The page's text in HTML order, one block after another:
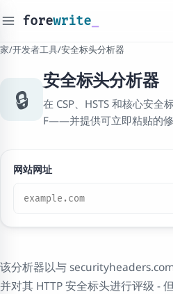
forewrite
家/开发者工具/安全标头分析器
🔒
安全标头分析器
在 CSP、HSTS 和核心安全
F——并提供可立即粘贴的修
网站网址
该分析器以与
并对其 HTTP 安全标头进行评级 -